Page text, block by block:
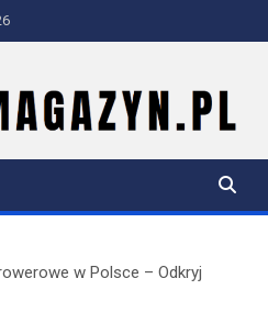
w Polsce – Odkryj